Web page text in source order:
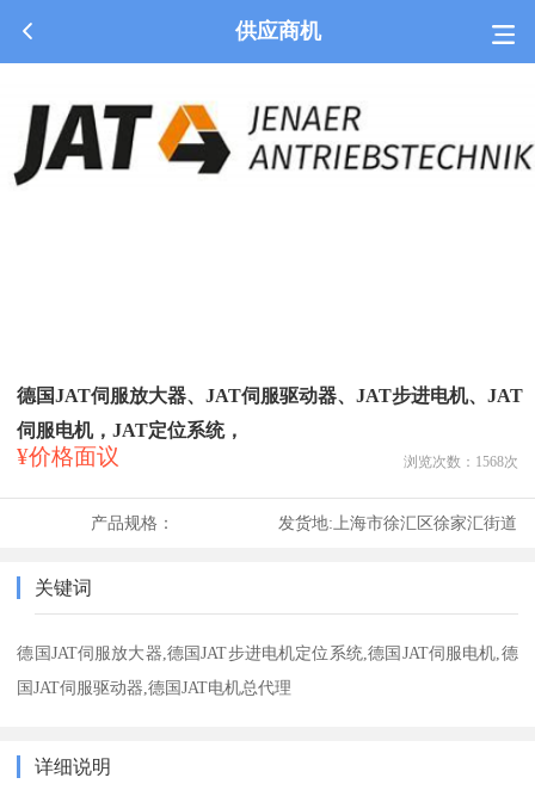
供应商机
德国JAT伺服放大器、JAT伺服驱动器、JAT步进电机、JAT
伺服电机，JAT定位系统，
¥价格面议 浏览次数： 1568次
产品规格： 发货地:上海市徐汇区徐家汇街道
关键词
德国JAT伺服放大器,德国JAT步进电机定位系统,德国JAT伺服电机,德
国JAT伺服驱动器,德国JAT电机总代理
详细说明